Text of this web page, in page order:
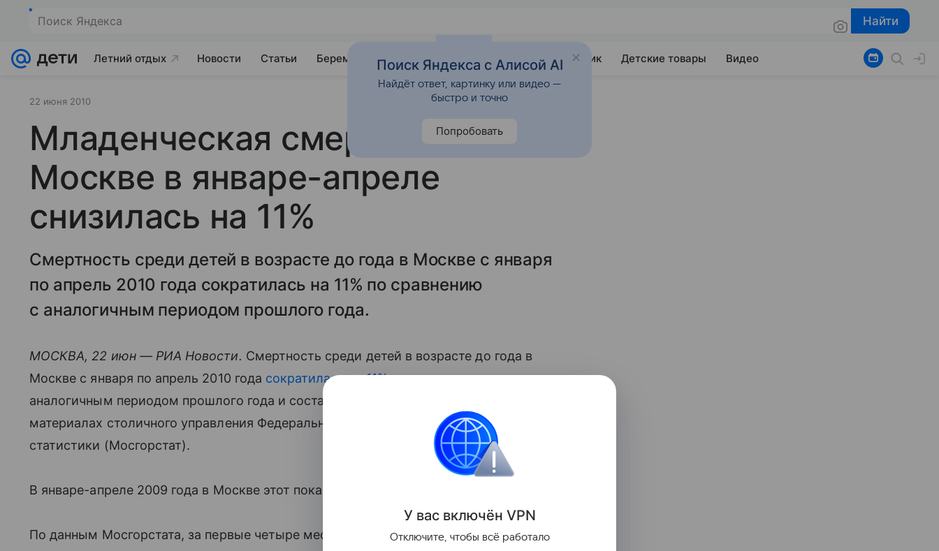
Поиск Яндекса Найти
Найти
Летний отдых Новости Статьи Беременность Развитие Почемучка Учебник Детские товары Видео
22 июня 2010
Младенческая смертность в
Москве в январе-апреле
снизилась на 11%
Смертность среди детей в возрасте до года в Москве с января
по апрель 2010 года сократилась на 11% по сравнению
с аналогичным периодом прошлого года.
МОСКВА, 22 июн — РИА Новости. Смертность среди детей в возрасте до года в
Москве с января по апрель 2010 года сократилась на 11%по сравнению с
аналогичным периодом прошлого года и составила 238 человек, говорится в
материалах столичного управления Федеральной службы государственной
статистики (Мосгорстат).
В январе-апреле 2009 года в Москве этот показатель составлял 266 детей.
По данным Мосгорстата, за первые четыре месяца текущего года чаще всего
У вас включён VPN
Отключите, чтобы всё работало
Поиск Яндекса с Алисой AI
Найдёт ответ, картинку или видео —
быстро и точно
Попробовать